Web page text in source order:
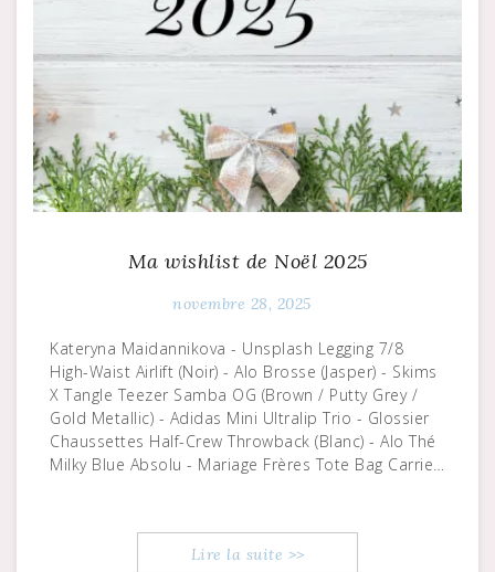
Ma wishlist de Noël 2025
novembre 28, 2025
Kateryna Maidannikova - Unsplash Legging 7/8
High-Waist Airlift (Noir) - Alo Brosse (Jasper) - Skims
X Tangle Teezer Samba OG (Brown / Putty Grey /
Gold Metallic) - Adidas Mini Ultralip Trio - Glossier
Chaussettes Half-Crew Throwback (Blanc) - Alo Thé
Milky Blue Absolu - Mariage Frères Tote Bag Carrie…
Lire la suite >>